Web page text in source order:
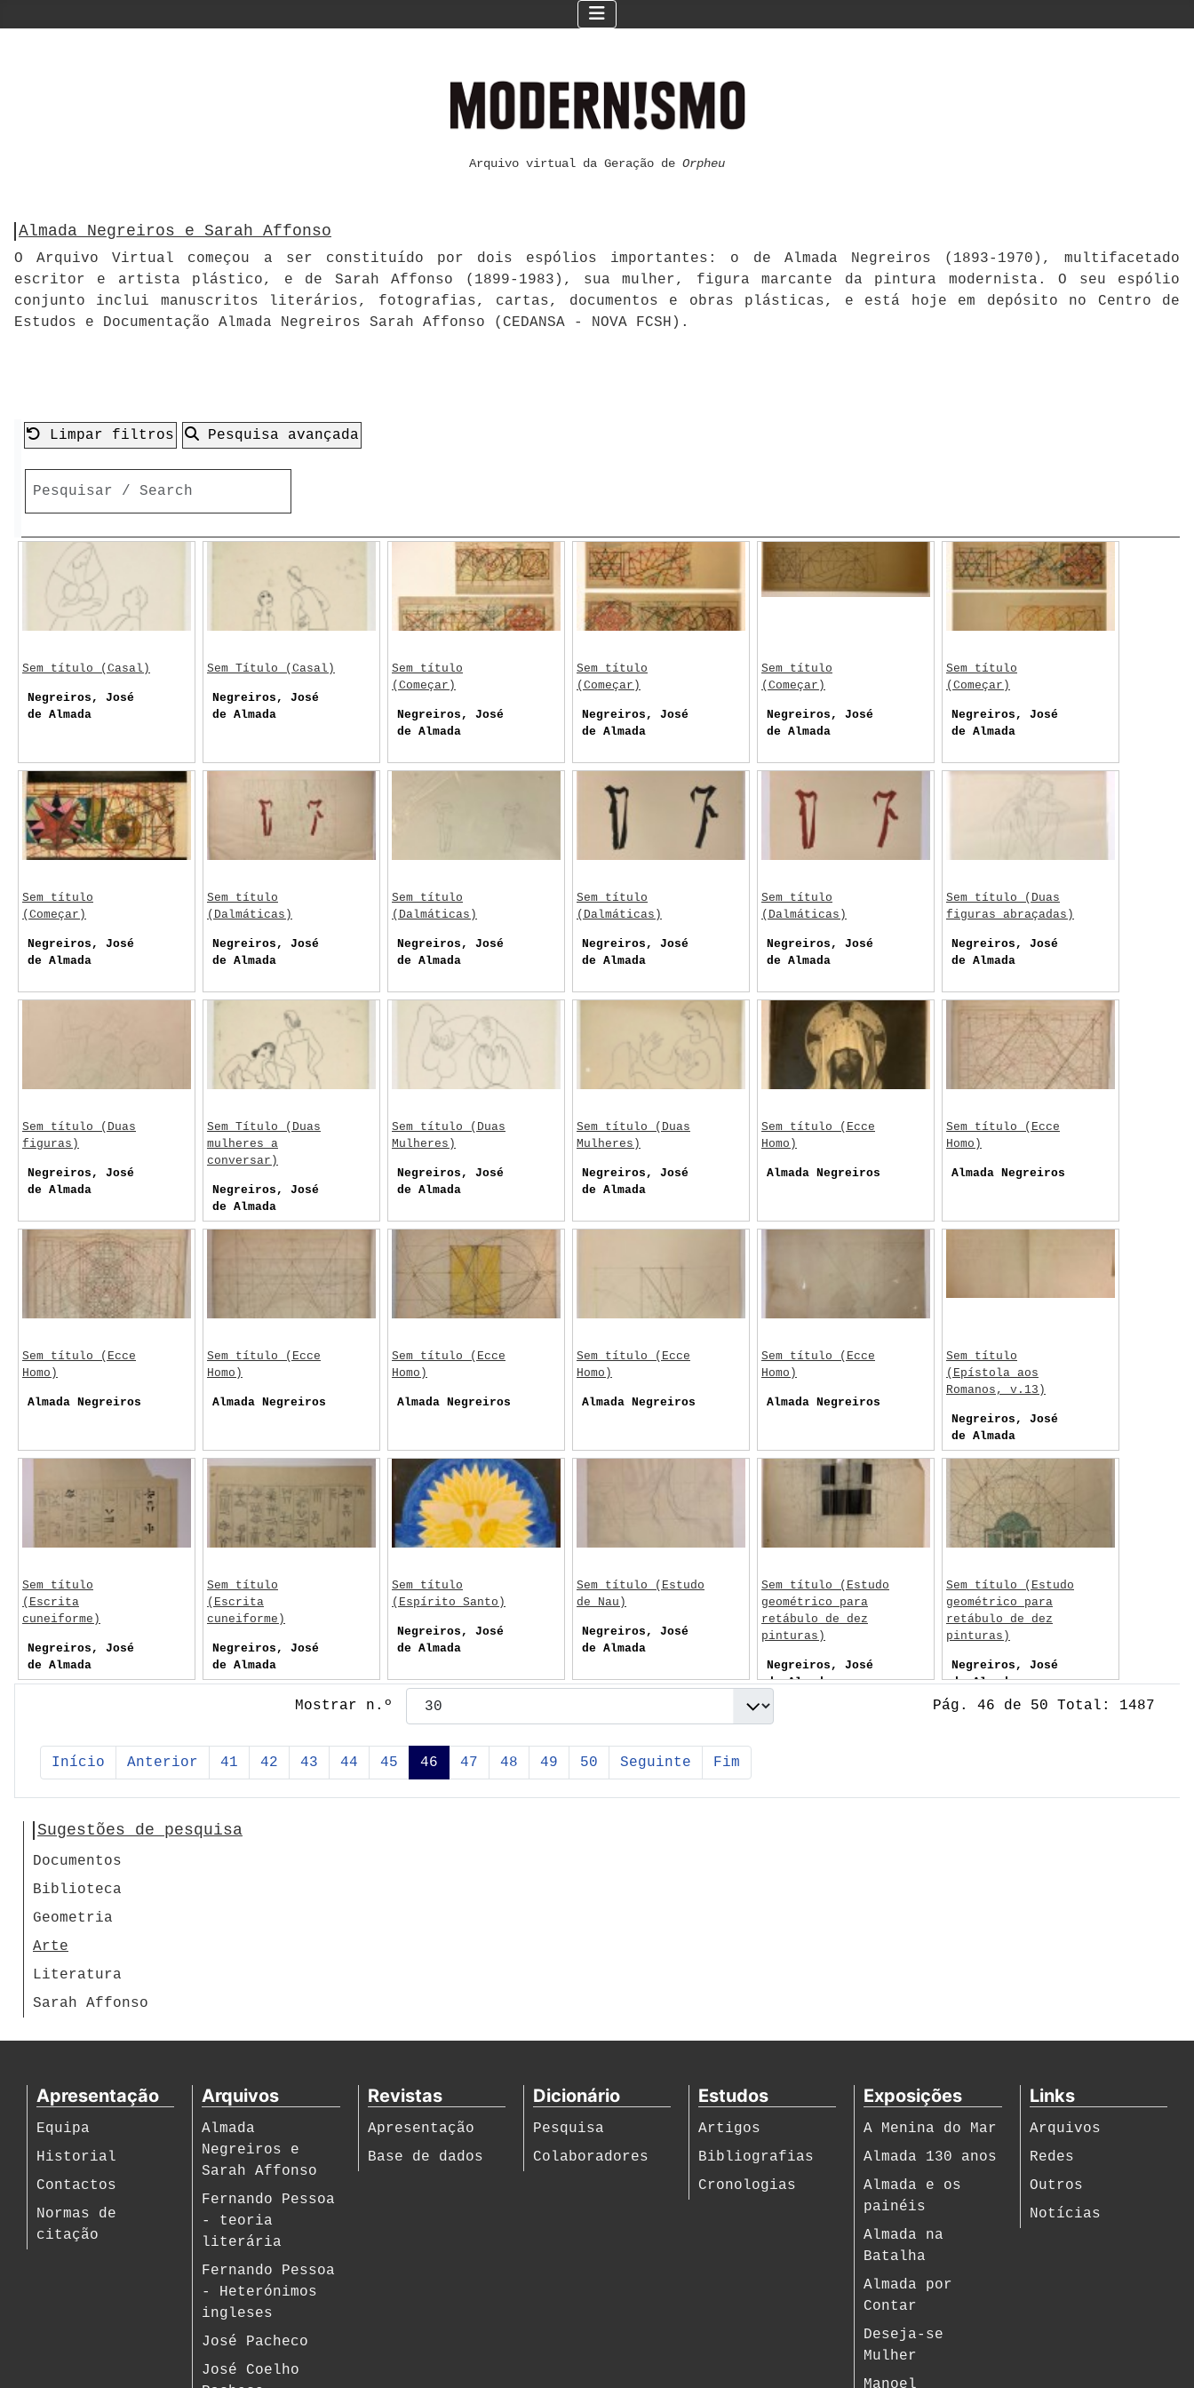
Arquivo virtual da Geração de Orpheu
Almada Negreiros e Sarah Affonso
O Arquivo Virtual começou a ser constituído por dois espólios importantes: o de Almada Negreiros (1893-1970), multifacetado
escritor e artista plástico, e de Sarah Affonso (1899-1983), sua mulher, figura marcante da pintura modernista. O seu espólio
conjunto inclui manuscritos literários, fotografias, cartas, documentos e obras plásticas, e está hoje em depósito no Centro de
Estudos e Documentação Almada Negreiros Sarah Affonso (CEDANSA - NOVA FCSH).
Limpar filtros Pesquisa avançada
Mostrar n.º Pág. 46 de 50 Total: 1487
Início Anterior 41 42 43 44 45 46 47 48 49 50 Seguinte Fim
Sem título (Casal)
Negreiros, José
de Almada
Sem Título (Casal)
Negreiros, José
de Almada
Sem título
(Começar)
Negreiros, José
de Almada
Sem título
(Começar)
Negreiros, José
de Almada
Sem título
(Começar)
Negreiros, José
de Almada
Sem título
(Começar)
Negreiros, José
de Almada
Sem título
(Começar)
Negreiros, José
de Almada
Sem título
(Dalmáticas)
Negreiros, José
de Almada
Sem título
(Dalmáticas)
Negreiros, José
de Almada
Sem título
(Dalmáticas)
Negreiros, José
de Almada
Sem título
(Dalmáticas)
Negreiros, José
de Almada
Sem título (Duas
figuras abraçadas)
Negreiros, José
de Almada
Sem título (Duas
figuras)
Negreiros, José
de Almada
Sem Título (Duas
mulheres a
conversar)
Negreiros, José
de Almada
Sem título (Duas
Mulheres)
Negreiros, José
de Almada
Sem título (Duas
Mulheres)
Negreiros, José
de Almada
Sem título (Ecce
Homo)
Almada Negreiros
Sem título (Ecce
Homo)
Almada Negreiros
Sem título (Ecce
Homo)
Almada Negreiros
Sem título (Ecce
Homo)
Almada Negreiros
Sem título (Ecce
Homo)
Almada Negreiros
Sem título (Ecce
Homo)
Almada Negreiros
Sem título (Ecce
Homo)
Almada Negreiros
Sem título
(Epístola aos
Romanos, v.13)
Negreiros, José
de Almada
Sem título
(Escrita
cuneiforme)
Negreiros, José
de Almada
Sem título
(Escrita
cuneiforme)
Negreiros, José
de Almada
Sem título
(Espírito Santo)
Negreiros, José
de Almada
Sem título (Estudo
de Nau)
Negreiros, José
de Almada
Sem título (Estudo
geométrico para
retábulo de dez
pinturas)
Negreiros, José
de Almada
Sem título (Estudo
geométrico para
retábulo de dez
pinturas)
Negreiros, José
de Almada
Sugestões de pesquisa
Documentos
Biblioteca
Geometria
Arte
Literatura
Sarah Affonso
Apresentação
Equipa
Historial
Contactos
Normas de
citação
Arquivos
Almada
Negreiros e
Sarah Affonso
Fernando Pessoa
- teoria
literária
Fernando Pessoa
- Heterónimos
ingleses
José Pacheco
José Coelho
Revistas
Apresentação
Base de dados
Dicionário
Pesquisa
Colaboradores
Estudos
Artigos
Bibliografias
Cronologias
Exposições
A Menina do Mar
Almada 130 anos
Almada e os
painéis
Almada na
Batalha
Almada por
Contar
Deseja-se
Mulher
Manoel
Links
Arquivos
Redes
Outros
Notícias